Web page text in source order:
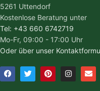
5261 Uttendorf
Kostenlose Beratung unter
Tel: +43 660 6742719
Mo-Fr, 09:00 - 17:00 Uhr
Oder über unser